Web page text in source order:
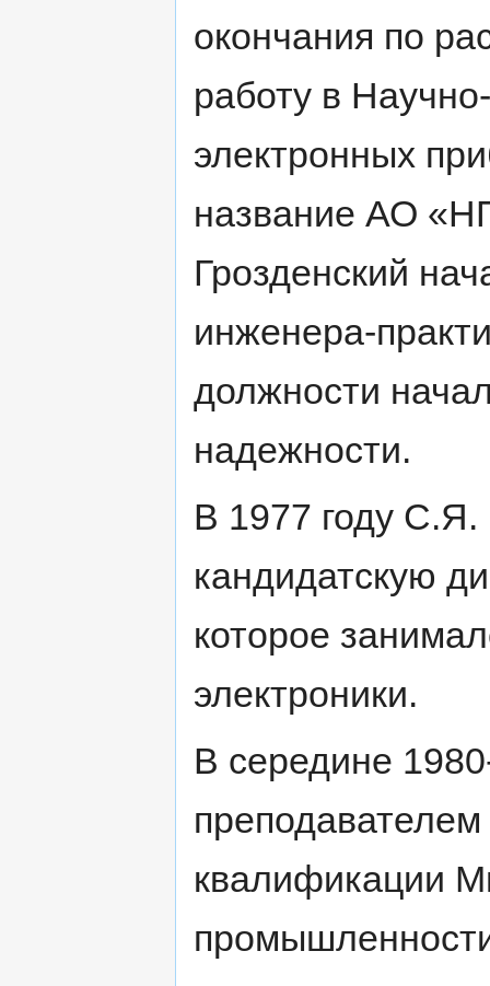
окончания по
работу в
электронных
название АО
Грозденский
инженера-
должности
надежности.
В 1977 году
кандидатскую
которое
электроники.
В середине
квалификации